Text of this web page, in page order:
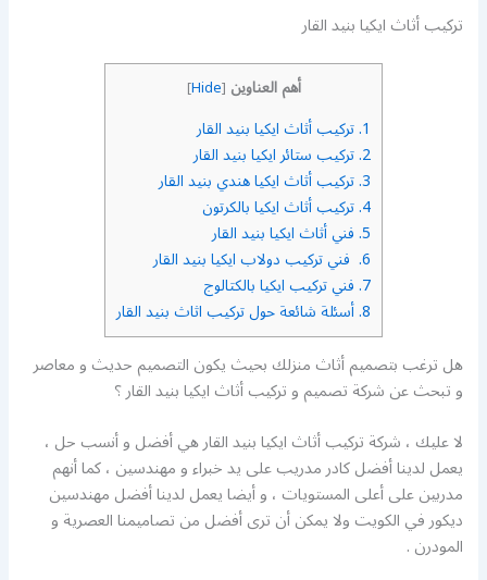
تركيب أثاث ايكيا بنيد القار
أهم العناوين [
Hide
]
1. تركيب أثاث ايكيا بنيد القار
2. تركيب ستائر ايكيا بنيد القار
3. تركيب أثاث ايكيا هندي بنيد القار
4. تركيب أثاث ايكيا بالكرتون
5. فني أثاث ايكيا بنيد القار
6. فني تركيب دولاب ايكيا بنيد القار
7. فني تركيب ايكيا بالكتالوج
8. أسئلة شائعة حول تركيب اثاث بنيد القار
هل ترغب بتصميم أثاث منزلك بحيث يكون التصميم حديث و معاصر
و تبحث عن شركة تصميم و تركيب أثاث ايكيا بنيد القار ؟
لا عليك ، شركة تركيب أثاث ايكيا بنيد القار هي أفضل و أنسب حل ،
يعمل لدينا أفضل كادر مدريب على يد خبراء و مهندسين ، كما أنهم
مدربين على أعلى المستويات ، و أيضا يعمل لدينا أفضل مهندسين
ديكور في الكويت ولا يمكن أن ترى أفضل من تصاميمنا العصرية و
المودرن .